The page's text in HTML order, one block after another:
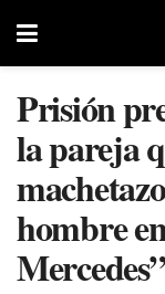
Prisión
la pareja
hombre